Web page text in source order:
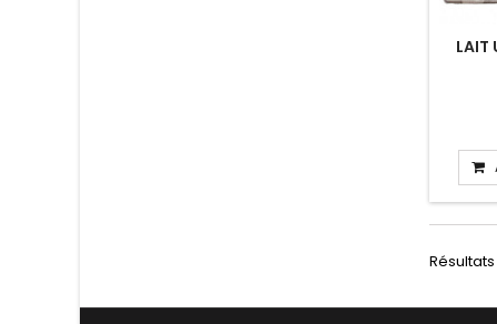
LAIT
Résultats